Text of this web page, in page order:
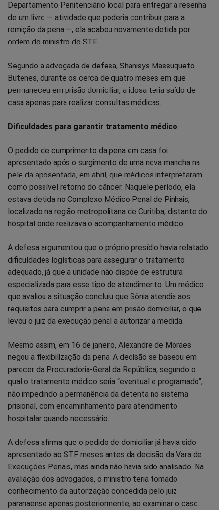
Departamento Penitenciário local para entregar a resenha
de um livro — atividade que poderia contribuir para a
remição da pena —, ela acabou novamente detida por
ordem do ministro do STF.
Segundo a advogada de defesa, Shanisys Massuqueto
Butenes, durante os cerca de quatro meses em que
permaneceu em prisão domiciliar, a idosa teria saído de
casa apenas para realizar consultas médicas.
Dificuldades para garantir tratamento médico
O pedido de cumprimento da pena em casa foi
apresentado após o surgimento de uma nova mancha na
pele da aposentada, em abril, que médicos interpretaram
como possível retorno do câncer. Naquele período, ela
estava detida no Complexo Médico Penal de Pinhais,
localizado na região metropolitana de Curitiba, distante do
hospital onde realizava o acompanhamento médico.
A defesa argumentou que o próprio presídio havia relatado
dificuldades logísticas para assegurar o tratamento
adequado, já que a unidade não dispõe de estrutura
especializada para esse tipo de atendimento. Um médico
que avaliou a situação concluiu que Sônia atendia aos
requisitos para cumprir a pena em prisão domiciliar, o que
levou o juiz da execução penal a autorizar a medida.
Mesmo assim, em 16 de janeiro, Alexandre de Moraes
negou a flexibilização da pena. A decisão se baseou em
parecer da Procuradoria-Geral da República, segundo o
qual o tratamento médico seria “eventual e programado”,
não impedindo a permanência da detenta no sistema
prisional, com encaminhamento para atendimento
hospitalar quando necessário.
A defesa afirma que o pedido de domiciliar já havia sido
apresentado ao STF meses antes da decisão da Vara de
Execuções Penais, mas ainda não havia sido analisado. Na
avaliação dos advogados, o ministro teria tomado
conhecimento da autorização concedida pelo juiz
paranaense apenas posteriormente, ao examinar o caso.